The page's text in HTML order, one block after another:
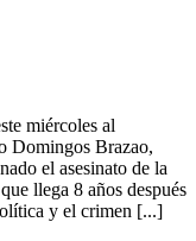
miércoles al
Domingos Brazao,
el asesinato de la
llega 8 años después
y el crimen [...]